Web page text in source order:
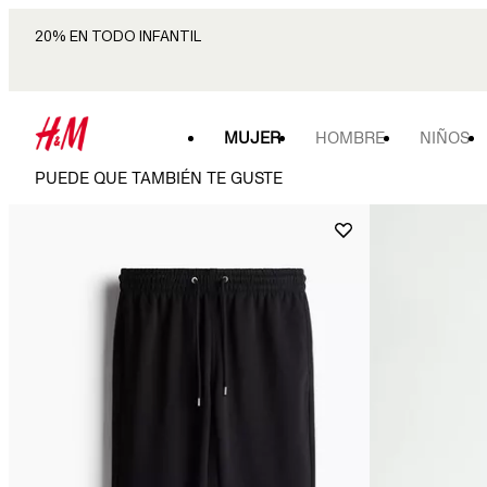
20% EN TODO INFANTIL
MUJER HOMBRE NIÑOS
PUEDE QUE TAMBIÉN TE GUSTE